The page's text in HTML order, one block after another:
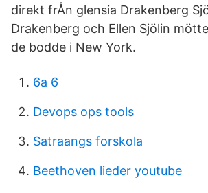
direkt frÅn glensia Drakenberg
Drakenberg och Ellen Sjölin
de bodde i New York.
6a 6
Devops ops tools
Satraangs forskola
Beethoven lieder youtube